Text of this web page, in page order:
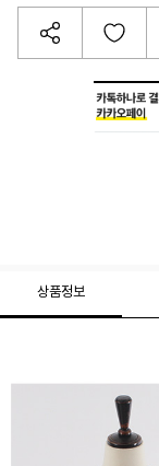
상품정보